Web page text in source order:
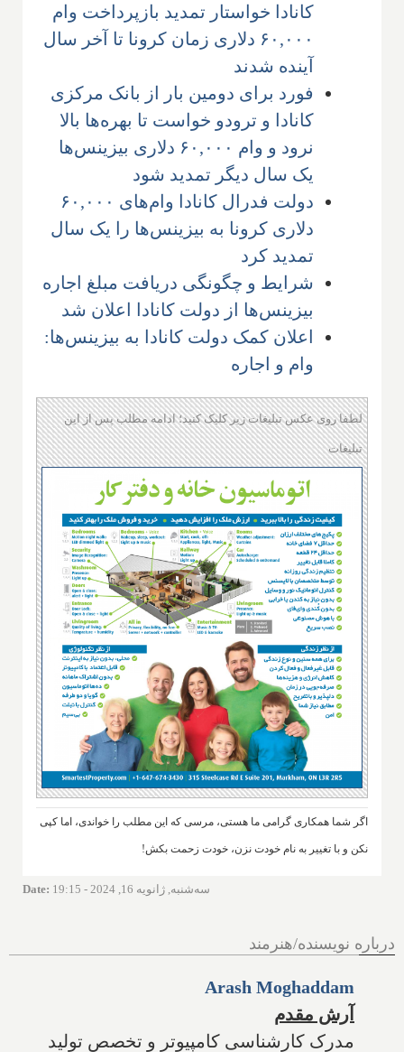
کانادا خواستار تمدید بازپرداخت وام
۶۰,۰۰۰ دلاری زمان کرونا تا آخر سال
آینده شدند
فورد برای دومین بار از بانک مرکزی
کانادا و ترودو خواست تا بهره‌ها بالا
نرود و وام ۶۰,۰۰۰ دلاری بیزینس‌ها
یک سال دیگر تمدید شود
دولت فدرال کانادا وام‌های ۶۰,۰۰۰
دلاری کرونا به بیزینس‌ها را یک سال
تمدید کرد
شرایط و چگونگی دریافت مبلغ اجاره
بیزینس‌ها از دولت کانادا اعلان شد
اعلان کمک دولت کانادا به بیزینس‌ها:
وام و اجاره
لطفا روی عکس تبلیغات زیر کلیک کنید؛ ادامه مطلب پس از این
تبلیغات
اگر شما همکاری گرامی ما هستی، مرسی که این مطلب را خواندی، اما کپی
نکن و با تغییر به نام خودت نزن، خودت زحمت بکش!
Date: سه‌شنبه, ژانویه 16, 2024 - 19:15
درباره نویسنده/هنرمند
Arash Moghaddam
آرش مقدم
مدرک کارشناسی کامپیوتر و تخصص تولید